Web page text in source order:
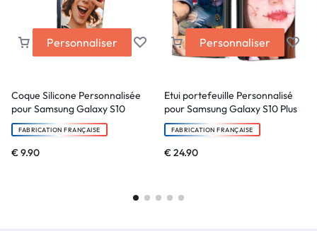
Personnaliser
Coque Silicone Personnalisée
pour Samsung Galaxy S10
FABRICATION FRANÇAISE
€9.90
Personnaliser
Etui portefeuille Personnalisé
pour Samsung Galaxy S10 Plus
FABRICATION FRANÇAISE
€24.90